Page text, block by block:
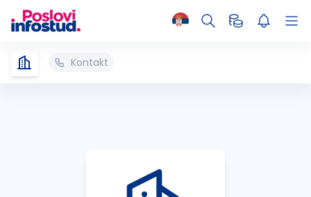
Kontakt